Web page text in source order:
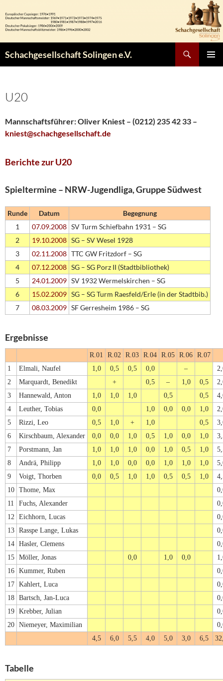
Inhalt
springen
Schachgesellschaft Solingen e.V.
U20
Mannschaftsführer: Oliver Kniest – (0212) 235 42 33 –
kniest@schachgesellschaft.de
Berichte zur U20
Spieltermine – NRW-Jugendliga, Gruppe Südwest
Runde Datum
Begegnung
1
07.09.2008 SV Turm Schiefbahn 1931 – SG
2
19.10.2008 SG – SV Wesel 1928
3
02.11.2008 TTC GW Fritzdorf – SG
4
07.12.2008 SG – SG Porz II (Stadtbibliothek)
5
24.01.2009 SV 1932 Wermelskirchen – SG
6
15.02.2009 SG – SG Turm Raesfeld/Erle (in der Stadtbib.)
7
08.03.2009 SF Gerresheim 1986 – SG
Ergebnisse
R.01 R.02 R.03 R.04 R.05 R.06 R.07
1
Elmali, Naufel 1,0 0,5 0,5 0,0 –
2
Marquardt, Benedikt + 0,5 – 1,0 0,5
3
Hannewald, Anton 1,0 1,0 1,0 0,5 0,5
4
Leuther, Tobias 0,0 1,0 0,0 0,0 1,0
5
Rizzi, Leo 0,5 1,0 + 1,0 0,5
6
Kirschbaum, Alexander 0,0 0,0 1,0 0,5 1,0 0,0 1,0
7
Porstmann, Jan 1,0 1,0 1,0 0,0 1,0 0,5 1,0
8
Andrä, Philipp 1,0 1,0 0,0 0,0 1,0 1,0 1,0
9
Voigt, Thorben 0,0 0,5 1,0 1,0 0,5 0,5 1,0
10 Thome, Max
11
Fuchs, Alexander
12 Eichhorn, Lucas
13 Rasspe Lange, Lukas
14 Hasler, Clemens
15 Möller, Jonas 0,0 1,0 0,0
16 Kummer, Ruben
17 Kahlert, Luca
18 Bartsch, Jan-Luca
19 Krebber, Julian
20 Niemeyer, Maximilian
4,5
6,0 5,5 4,0 5,0 3,0 6,5
Tabelle